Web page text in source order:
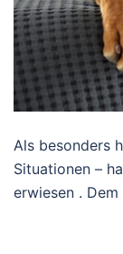
Als besonders
Situationen –
erwiesen .